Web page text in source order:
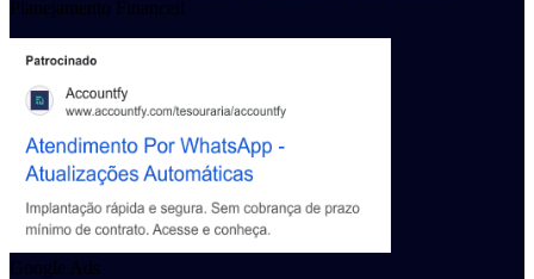
Planejamento Financeil
Google Ads